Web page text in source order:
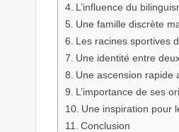
L’influence du
Une famille discrète
Les racines sportives
Une identité entre
Une ascension rapide
L’importance de ses
Une inspiration pour
Conclusion